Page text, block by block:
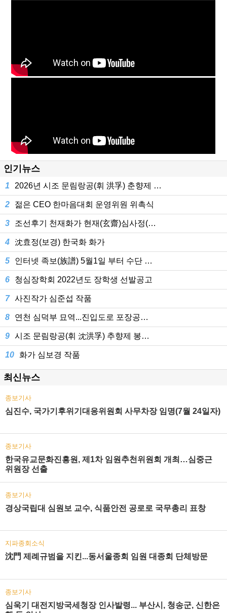
인기뉴스
1 2026년 시조 문림랑공(휘 洪孚) 춘향제 …
2 젊은 CEO 한마음대회 운영위원 위촉식
3 조선후기 천재화가 현재(玄齋)심사정(…
4 沈효정(보경) 한국화 화가
5 인터넷 족보(族譜) 5월1일 부터 수단 …
6 청심장학회 2022년도 장학생 선발공고
7 사진작가 심준섭 작품
8 연천 심덕부 묘역...진입도로 포장공…
9 시조 문림랑공(휘 沈洪孚) 추향제 봉…
10 화가 심보경 작품
최신뉴스
종보기사
심진수, 국가기후위기대응위원회 사무차장 임명(7월 24일자)
종보기사
한국유교문화진흥원, 제1차 임원추천위원회 개최…심중근
위원장 선출
종보기사
경상국립대 심원보 교수, 식품안전 공로로 국무총리 표창
지파종회소식
沈門 제례규범을 지킨...동서울종회 임원 대종회 단체방문
종보기사
심욱기 대전지방국세청장 인사발령... 부산시, 청송군, 신한은